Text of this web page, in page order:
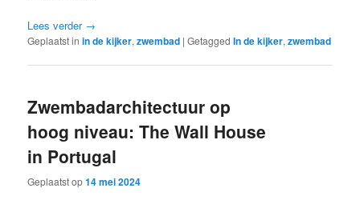
Lees verder →
Geplaatst in in de kijker,zwembad |Getagged In de kijker,zwembad
Zwembadarchitectuur op
hoog niveau: The Wall House
in Portugal
Geplaatst op14 mei 2024